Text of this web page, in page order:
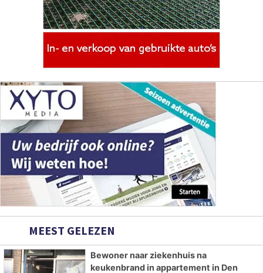
MEEST GELEZEN
Bewoner naar ziekenhuis na
keukenbrand in appartement in Den